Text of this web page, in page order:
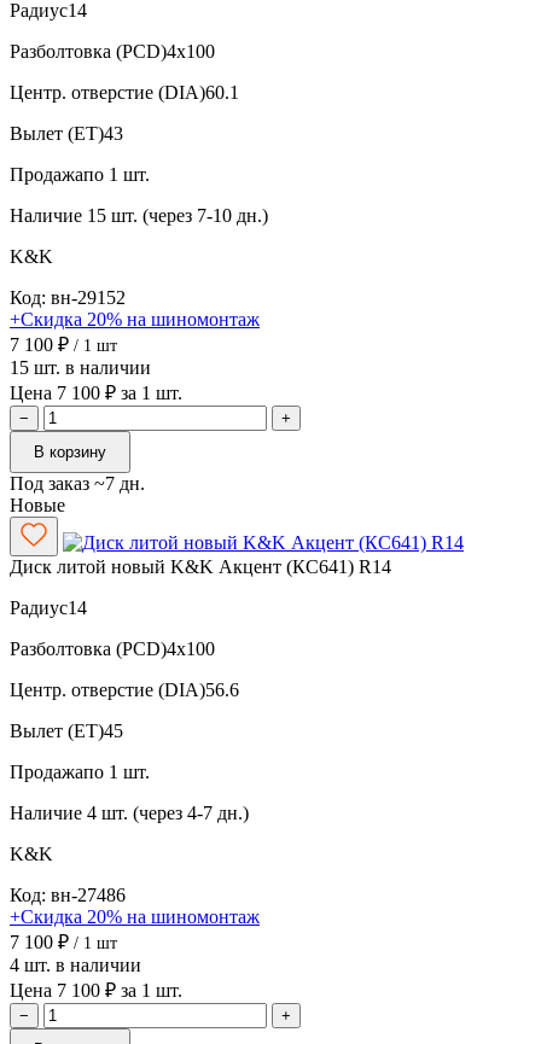
Радиус14
Разболтовка (PCD)4x100
Центр. отверстие (DIA)60.1
Вылет (ET)43
Продажапо 1 шт.
Наличие 15 шт. (через 7-10 дн.)
K&K
Код: вн-29152
+Скидка 20% на шиномонтаж
7 100 ₽ / 1 шт
15 шт. в наличии
Цена 7 100 ₽ за 1 шт.
−
+
В корзину
Под заказ ~7 дн.
Новые
Диск литой новый K&K Акцент (КС641) R14
Радиус14
Разболтовка (PCD)4x100
Центр. отверстие (DIA)56.6
Вылет (ET)45
Продажапо 1 шт.
Наличие 4 шт. (через 4-7 дн.)
K&K
Код: вн-27486
+Скидка 20% на шиномонтаж
7 100 ₽ / 1 шт
4 шт. в наличии
Цена 7 100 ₽ за 1 шт.
−
+